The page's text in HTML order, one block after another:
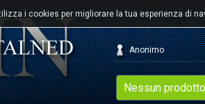
i cookies per migliorare la tua esperienza di
Nessun
Anonimo